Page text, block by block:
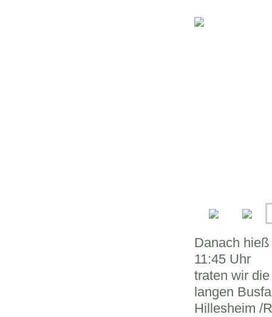
Danach
11:45 Uhr
traten wir
langen
Hillesheim /